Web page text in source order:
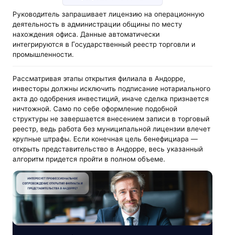
Руководитель запрашивает лицензию на операционную
деятельность в администрации общины по месту
нахождения офиса. Данные автоматически
интегрируются в Государственный реестр торговли и
промышленности.
Рассматривая этапы открытия филиала в Андорре,
инвесторы должны исключить подписание нотариального
акта до одобрения инвестиций, иначе сделка признается
ничтожной. Само по себе оформление подобной
структуры не завершается внесением записи в торговый
реестр, ведь работа без муниципальной лицензии влечет
крупные штрафы. Если конечная цель бенефициара —
открыть представительство в Андорре, весь указанный
алгоритм придется пройти в полном объеме.